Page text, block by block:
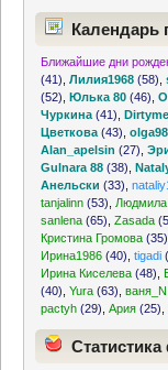
Календарь
Ближайшие дни
(41) ,Лилия1968 (58) ,
(52) ,Юлька 80 (46) ,
Чуркина (41) ,
Цветкова (43) ,
Alan_apelsin (27) ,
Gulnara 88 (38) ,
Анельски (33) ,
tanjalinn (53) Людмила
sanlena (65) ,Zasada
Кристина Громова (35)
Ирина1986 (40) ,tigadi
Ирина Киселева (48)
(40) ,Yura (63) ,ваня_N
pactyh (29) ,Ария (25)